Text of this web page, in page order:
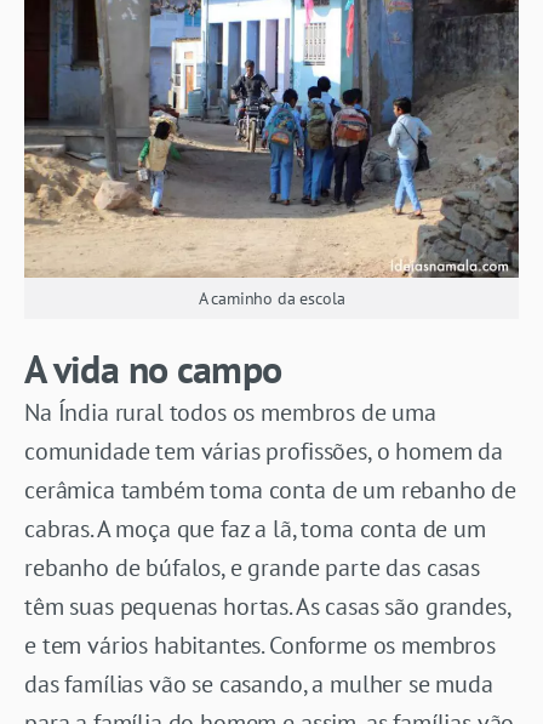
A caminho da escola
A vida no campo
Na Índia rural todos os membros de uma
comunidade tem várias profissões, o homem da
cerâmica também toma conta de um rebanho de
cabras. A moça que faz a lã, toma conta de um
rebanho de búfalos, e grande parte das casas
têm suas pequenas hortas. As casas são grandes,
e tem vários habitantes. Conforme os membros
das famílias vão se casando, a mulher se muda